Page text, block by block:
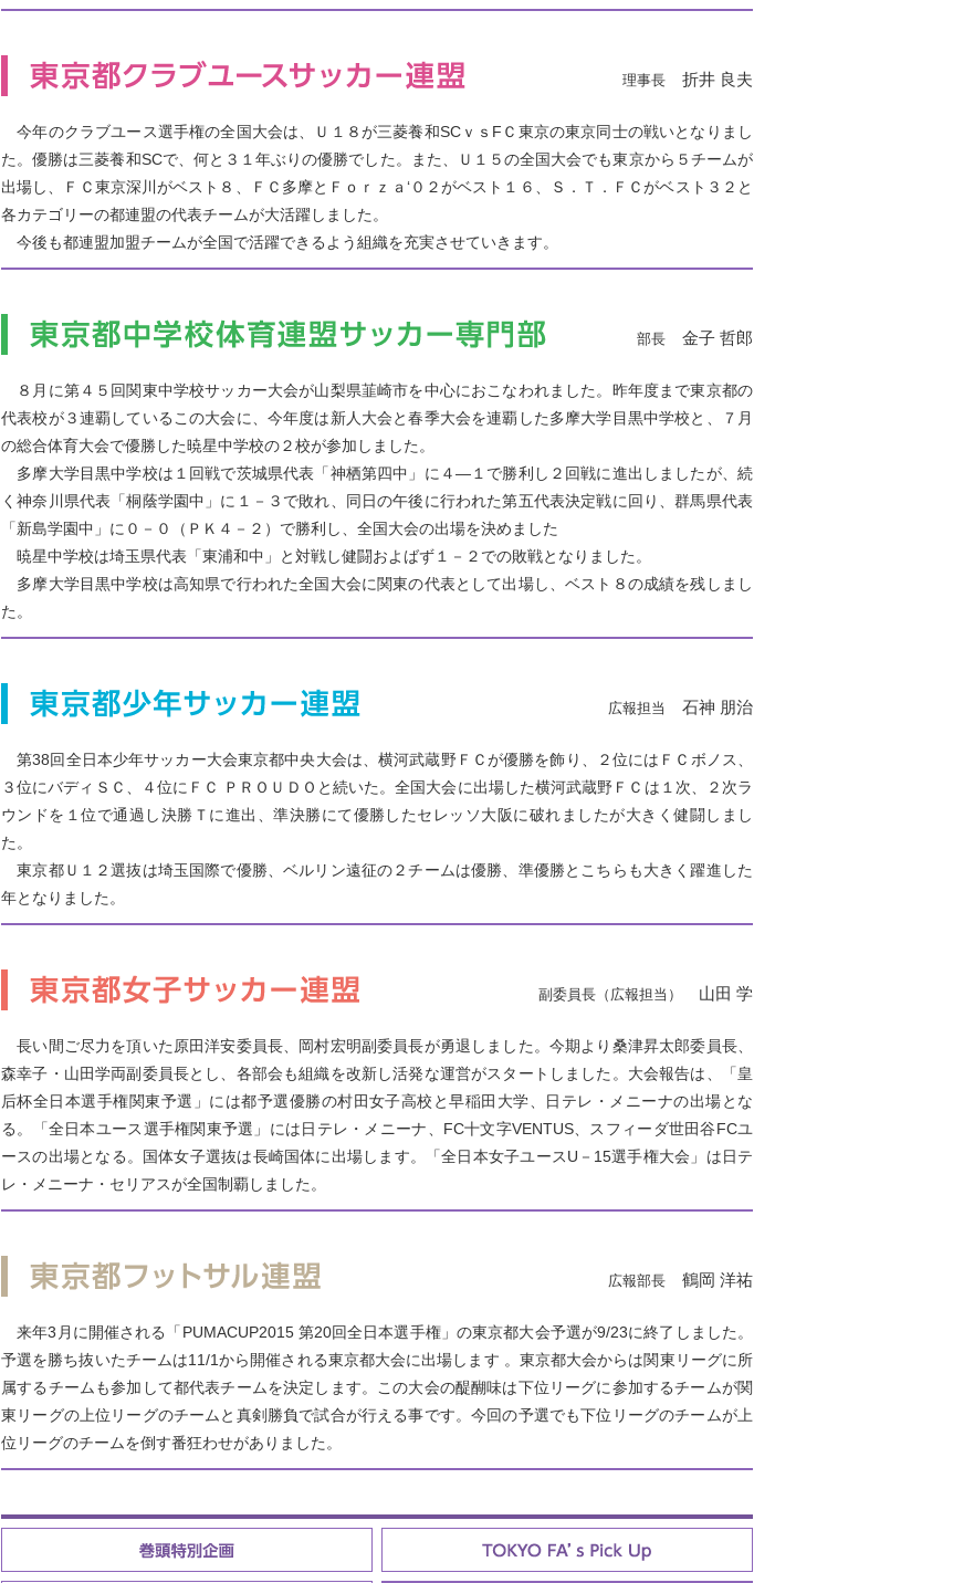
理事長 折井 良夫
今年のクラブユース選手権の全国大会は、Ｕ１８が三菱養和SCｖｓFＣ東京の東京同士の戦いとなりまし
た。優勝は三菱養和SCで、何と３１年ぶりの優勝でした。また、Ｕ１５の全国大会でも東京から５チームが
出場し、ＦＣ東京深川がベスト８、ＦＣ多摩とＦｏｒｚａ‘０２がベスト１６、Ｓ．Ｔ．ＦＣがベスト３２と
各カテゴリーの都連盟の代表チームが大活躍しました。
今後も都連盟加盟チームが全国で活躍できるよう組織を充実させていきます。
部長 金子 哲郎
８月に第４５回関東中学校サッカー大会が山梨県韮崎市を中心におこなわれました。昨年度まで東京都の
代表校が３連覇しているこの大会に、今年度は新人大会と春季大会を連覇した多摩大学目黒中学校と、７月
の総合体育大会で優勝した暁星中学校の２校が参加しました。
多摩大学目黒中学校は１回戦で茨城県代表「神栖第四中」に４―１で勝利し２回戦に進出しましたが、続
く神奈川県代表「桐蔭学園中」に１－３で敗れ、同日の午後に行われた第五代表決定戦に回り、群馬県代表
「新島学園中」に０－０（ＰＫ４－２）で勝利し、全国大会の出場を決めました
暁星中学校は埼玉県代表「東浦和中」と対戦し健闘およばず１－２での敗戦となりました。
多摩大学目黒中学校は高知県で行われた全国大会に関東の代表として出場し、ベスト８の成績を残しまし
た。
広報担当 石神 朋治
第38回全日本少年サッカー大会東京都中央大会は、横河武蔵野ＦＣが優勝を飾り、２位にはＦＣボノス、
３位にバディＳＣ、４位にＦＣ ＰＲＯＵＤＯと続いた。全国大会に出場した横河武蔵野ＦＣは１次、２次ラ
ウンドを１位で通過し決勝Ｔに進出、準決勝にて優勝したセレッソ大阪に破れましたが大きく健闘しまし
た。
東京都Ｕ１２選抜は埼玉国際で優勝、ベルリン遠征の２チームは優勝、準優勝とこちらも大きく躍進した
年となりました。
副委員長（広報担当） 山田 学
長い間ご尽力を頂いた原田洋安委員長、岡村宏明副委員長が勇退しました。今期より桑津昇太郎委員長、
森幸子・山田学両副委員長とし、各部会も組織を改新し活発な運営がスタートしました。大会報告は、「皇
后杯全日本選手権関東予選」には都予選優勝の村田女子高校と早稲田大学、日テレ・メニーナの出場とな
る。「全日本ユース選手権関東予選」には日テレ・メニーナ、FC十文字VENTUS、スフィーダ世田谷FCユ
ースの出場となる。国体女子選抜は長崎国体に出場します。「全日本女子ユースU－15選手権大会」は日テ
レ・メニーナ・セリアスが全国制覇しました。
広報部長 鶴岡 洋祐
来年3月に開催される「PUMACUP2015 第20回全日本選手権」の東京都大会予選が9/23に終了しました。
予選を勝ち抜いたチームは11/1から開催される東京都大会に出場します 。東京都大会からは関東リーグに所
属するチームも参加して都代表チームを決定します。この大会の醍醐味は下位リーグに参加するチームが関
東リーグの上位リーグのチームと真剣勝負で試合が行える事です。今回の予選でも下位リーグのチームが上
位リーグのチームを倒す番狂わせがありました。